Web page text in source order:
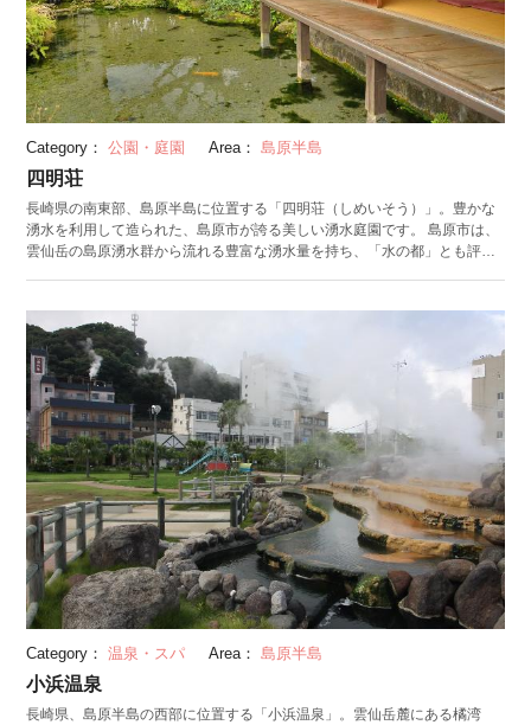
Category： 公園・庭園 Area： 島原半島
四明荘
長崎県の南東部、島原半島に位置する「四明荘（しめいそう）」。豊かな
湧水を利用して造られた、島原市が誇る美しい湧水庭園です。 島原市は、
雲仙岳の島原湧水群から流れる豊富な湧水量を持ち、「水の都」とも評さ
渡せる場所として名付けられました。庭園内の池、2カ所からは1日3,000t
の水が湧き上がっています。和風建築が池に浮かんでいるような配置や色
とりどりの鯉が悠然と泳ぎ家屋を囲む姿から、「水屋敷」と呼ばれること
も。明治時代後期の医師、伊東元三氏が建てた別邸でしたが、後に島原市
に寄贈され、2014年に国の登録有形文化財に指定されています。 庭園には
四季折々の花が咲き、家屋の様式美と相まって美しい景観を生み出しま
す。池の透明度が高く、優雅に泳ぐ錦鯉が浮かんでいるように錯覚するほ
ど。不思議な写真が撮れると評判の撮影スポットです。館内で提供してい
ただける島原の湧水で淹れたお茶を飲みながら、歴史的建造物と清流の美
しさに存分に浸れます。
Category： 温泉・スパ Area： 島原半島
小浜温泉
長崎県、島原半島の西部に位置する「小浜温泉」。雲仙岳麓にある橘湾